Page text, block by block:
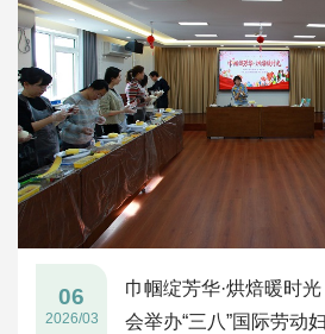
巾帼绽芳华·烘焙暖时
会举办“三八”国际劳动
06
2026/03